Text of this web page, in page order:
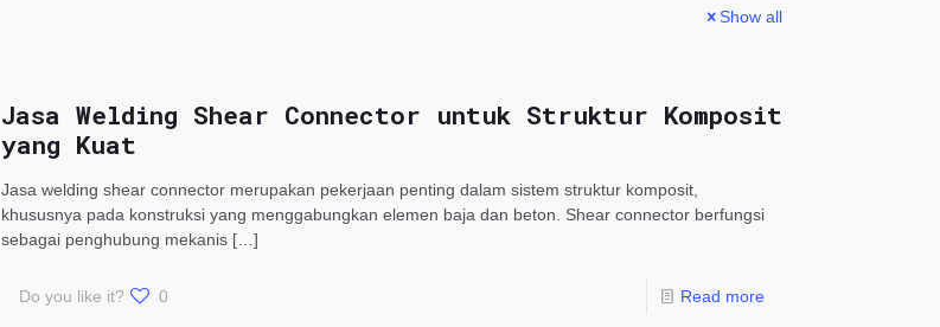
Show all
Jasa Welding Shear Connector untuk Struktur Komposit
yang Kuat
Jasa welding shear connector merupakan pekerjaan penting dalam sistem struktur komposit,
khususnya pada konstruksi yang menggabungkan elemen baja dan beton. Shear connector berfungsi
sebagai penghubung mekanis[…]
Do you like it? 0 Read more